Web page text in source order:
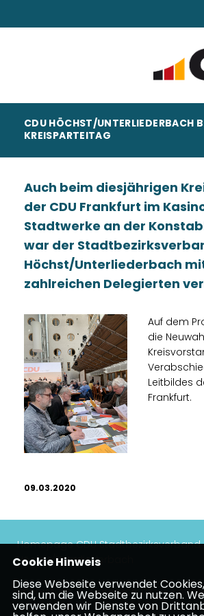
CDU HÖCHST/UNTERLIEDERBACH
KREISPARTEITAG
Auch beim diesjährigen
der CDU Frankfurt im
Stadtwerke an der
war der
Höchst/Unterliederbach
zahlreichen Delegierten
Auf dem
die
Leitbildes
Frankfurt.
09.03.2020
Homepage CDU Stadtbezirksverband
Höchst/Unterliederbach
Impressum Datenschutz
Cookie Hinweis
Diese Webseite verwendet
sind, um die Webseite zu nutzen.
verwenden wir Dienste von